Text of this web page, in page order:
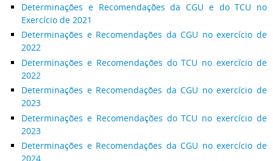
Determinações e Recomendações da CGU e do TCU no
Exercício de 2021
Determinações e Recomendações da CGU no exercício de
2022
Determinações e Recomendações do TCU no exercício de
2022
Determinações e Recomendações da CGU no exercício de
2023
Determinações e Recomendações do TCU no exercício de
2023
Determinações e Recomendações da CGU no exercício de
2024